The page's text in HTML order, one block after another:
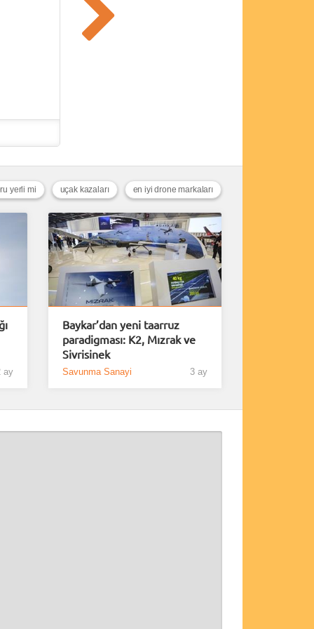
en iyi drone markaları
uçak kazaları
yerli mi
ay
Baykar’dan yeni taarruz
paradigması: K2, Mızrak ve
Sivrisinek
Savunma Sanayi 3 ay